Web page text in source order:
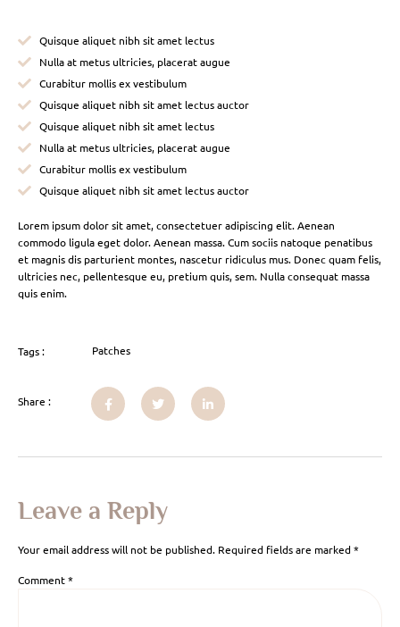
Quisque aliquet nibh sit amet lectus
Nulla at metus ultricies, placerat augue
Curabitur mollis ex vestibulum
Quisque aliquet nibh sit amet lectus auctor
Quisque aliquet nibh sit amet lectus
Nulla at metus ultricies, placerat augue
Curabitur mollis ex vestibulum
Quisque aliquet nibh sit amet lectus auctor
Lorem ipsum dolor sit amet, consectetuer adipiscing elit. Aenean
commodo ligula eget dolor. Aenean massa. Cum sociis natoque penatibus
et magnis dis parturient montes, nascetur ridiculus mus. Donec quam felis,
ultricies nec, pellentesque eu, pretium quis, sem. Nulla consequat massa
quis enim.
Tags : Patches
Share :
Leave a Reply
Your email address will not be published. Required fields are marked*
Comment*